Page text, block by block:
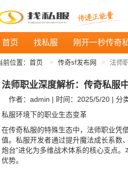
首页 找私服 刚开一秒传奇
前位置： 首页 传奇sf发布网 法师
法师职业深度解析：传奇私服
作者：admin | 时间：2025/5/20 | 分类
私服环境下的职业生态变革
在传奇私服的特殊生态中，法师职业凭
值。私服开发者通过提升魔法成长系数
炮台"进化为多维战术体系的核心支点
优势。